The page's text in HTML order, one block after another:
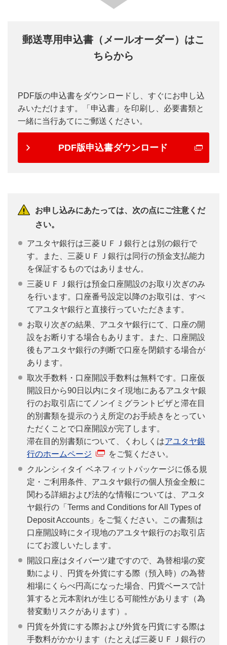
郵送専用申込書（メールオーダー）はこ
ちらから
PDF版の申込書をダウンロードし、すぐにお申し込
みいただけます。「申込書」を印刷し、必要書類と
一緒に当行あてにご郵送ください。
PDF版申込書ダウンロード
お申し込みにあたっては、次の点にご注意くだ
さい。
アユタヤ銀行は三菱ＵＦＪ銀行とは別の銀行で
す。また、三菱ＵＦＪ銀行は同行の預金支払能力
を保証するものではありません。
三菱ＵＦＪ銀行は預金口座開設のお取り次ぎのみ
を行います。口座番号設定以降のお取引は、すべ
てアユタヤ銀行と直接行っていただきます。
お取り次ぎの結果、アユタヤ銀行にて、口座の開
設をお断りする場合もあります。また、口座開設
後もアユタヤ銀行の判断で口座を閉鎖する場合が
あります。
取次手数料・口座開設手数料は無料です。口座仮
開設日から90日以内にタイ現地にあるアユタヤ銀
行のお取引店にてノンイミグラントビザと滞在目
的別書類を提示のうえ所定のお手続きをとってい
ただくことで口座開設が完了します。
滞在目的別書類について、くわしくはアユタヤ銀
行のホームページ
をご覧ください。
クルンシィタイ ベネフィットパッケージに係る規
定・ご利用条件、アユタヤ銀行の個人預金全般に
関わる詳細および法的な情報については、アユタ
ヤ銀行の「Terms and Conditions for All Types of
Deposit Accounts」をご覧ください。この書類は
口座開設時にタイ現地のアユタヤ銀行のお取引店
にてお渡しいたします。
開設口座はタイバーツ建ですので、為替相場の変
動により、円貨を外貨にする際（預入時）の為替
相場にくらべ円高になった場合、円貨ベースで計
算すると元本割れが生じる可能性があります（為
替変動リスクがあります）。
円貨を外貨にする際および外貨を円貨にする際は
手数料がかかります（たとえば三菱ＵＦＪ銀行の